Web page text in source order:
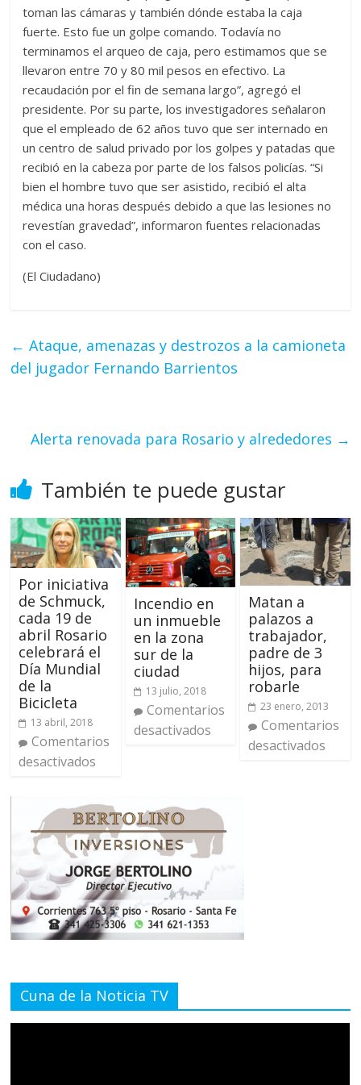
toman las cámaras y también dónde estaba la caja
fuerte. Esto fue un golpe comando. Todavía no
terminamos el arqueo de caja, pero estimamos que se
llevaron entre 70 y 80 mil pesos en efectivo. La
recaudación por el fin de semana largo”, agregó el
presidente. Por su parte, los investigadores señalaron
que el empleado de 62 años tuvo que ser internado en
un centro de salud privado por los golpes y patadas que
recibió en la cabeza por parte de los falsos policías. “Si
bien el hombre tuvo que ser asistido, recibió el alta
médica una horas después debido a que las lesiones no
revestían gravedad”, informaron fuentes relacionadas
con el caso.
(El Ciudadano)
← Ataque, amenazas y destrozos a la camioneta
del jugador Fernando Barrientos
Alerta renovada para Rosario y alrededores →
También te puede gustar
Por iniciativa
de Schmuck,
cada 19 de
abril Rosario
celebrará el
Día Mundial
de la
Bicicleta
13 abril, 2018
Comentarios
desactivados
Incendio en
un inmueble
en la zona
sur de la
ciudad
13 julio, 2018
Comentarios
desactivados
Matan a
palazos a
trabajador,
padre de 3
hijos, para
robarle
23 enero, 2013
Comentarios
desactivados
Cuna de la Noticia TV